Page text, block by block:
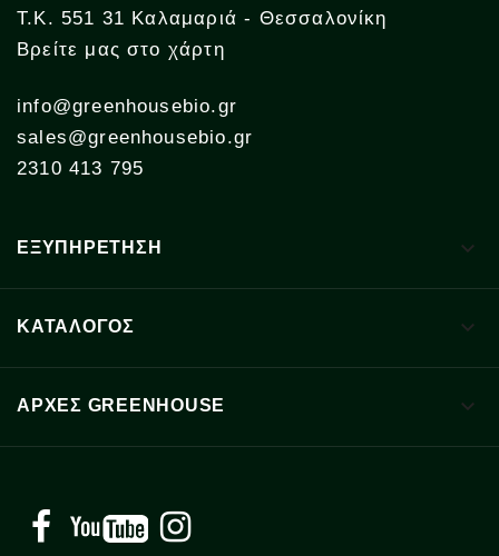
Τ.Κ. 551 31 Καλαμαριά - Θεσσαλονίκη
Βρείτε μας στο χάρτη
info@greenhousebio.gr
sales@greenhousebio.gr
2310 413 795
ΕΞΥΠΗΡΕΤΗΣΗ 
ΚΑΤΑΛΟΓΟΣ 
ΑΡΧΈΣ GREENHOUSE 
Facebook YouTube